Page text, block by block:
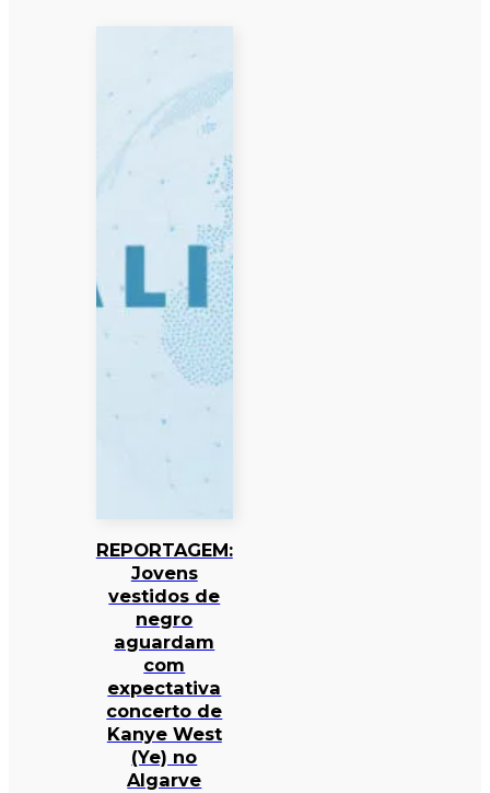
REPORTAGEM:
Jovens
vestidos de
negro
aguardam
com
expectativa
concerto de
Kanye West
(Ye) no
Algarve